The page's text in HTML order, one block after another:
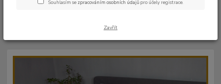
Souhlasím se zpracováním osobních údajů pro účely registrace.
Zavřít